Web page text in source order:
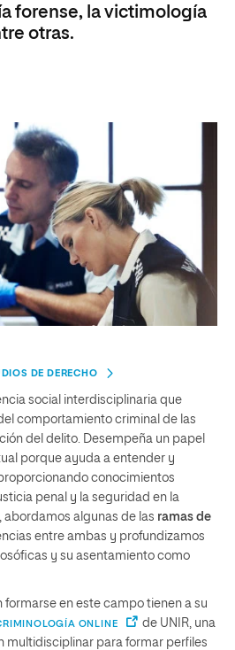
forense, la victimología
otras.
DE DERECHO
social interdisciplinaria que
comportamiento criminal de las
del delito. Desempeña un papel
porque ayuda a entender y
conocimientos
penal y la seguridad en la
algunas de las ramas de
entre ambas y profundizamos
y su asentamiento como
formarse en este campo tienen a su
ONLINE
de UNIR, una
multidisciplinar para formar perfiles